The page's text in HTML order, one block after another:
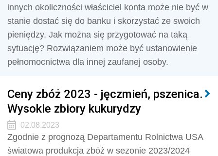
innych okoliczności właściciel konta może nie być w
stanie dostać się do banku i skorzystać ze swoich
pieniędzy. Jak można się przygotować na taką
sytuację? Rozwiązaniem może być ustanowienie
pełnomocnictwa dla innej zaufanej osoby.
Ceny zbóż 2023 - jęczmień, pszenica.
Wysokie zbiory kukurydzy
02.08.2023
Zgodnie z prognozą Departamentu Rolnictwa USA
światowa produkcja zbóż w sezonie 2023/2024